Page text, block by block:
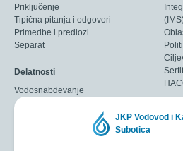
Priključenje
Tipična pitanja i odgovori
Primedbe i predlozi
Separat
Delatnosti
Vodosnabdevanje
JKP Vodovod i
Subotica